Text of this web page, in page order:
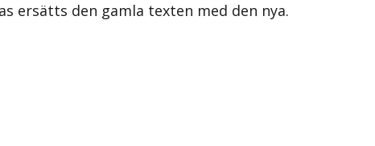
ersätts den gamla texten med den nya.